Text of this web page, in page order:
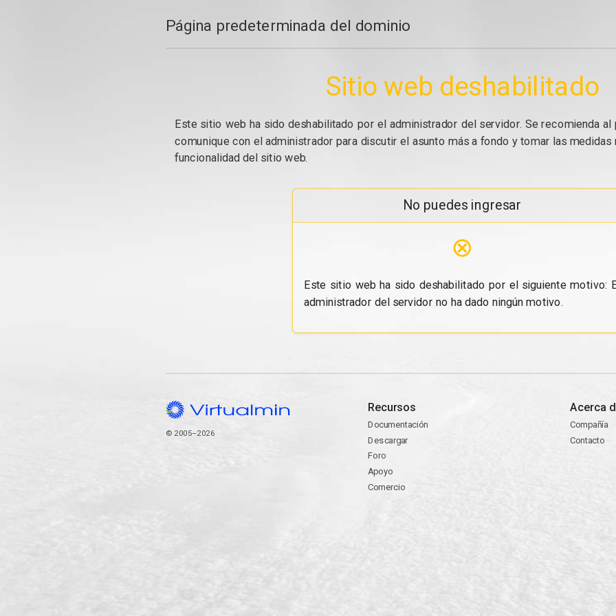
Página predeterminada del dominio
Sitio web deshabilitado
Este sitio web ha sido deshabilitado por el administrador del servidor. Se recomienda
comunique con el administrador para discutir el asunto más a fondo y tomar las medidas
funcionalidad del sitio web.
No puedes ingresar
⊗
Este sitio web ha sido deshabilitado por el siguiente motivo:
administrador del servidor no ha dado ningún motivo.
© 2005–2026
Recursos
Documentación
Descargar
Foro
Apoyo
Comercio
Acerca
Compañía
Contacto